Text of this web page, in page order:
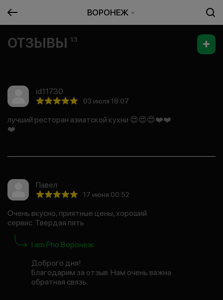
ВОРОНЕЖ
ОТЗЫВЫ 13
id11730
03 июля 18:07
лучший ресторан азиатской кухни 😍😍😍❤️❤️
❤️
Павел
17 июня 00:52
Очень вкусно, приятные цены, хороший
сервис. Твердая пять
I am Pho Воронеж
Доброго дня!
Благодарим за отзыв. Нам очень важна
обратная связь.